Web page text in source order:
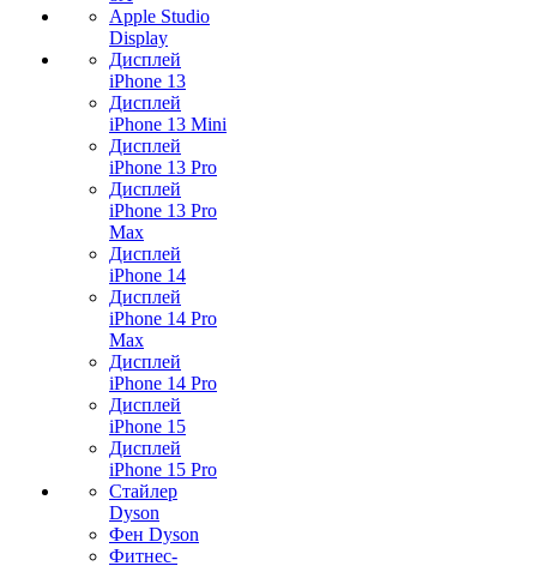
Apple Studio
Display
Дисплей
iPhone 13
Дисплей
iPhone 13 Mini
Дисплей
iPhone 13 Pro
Дисплей
iPhone 13 Pro
Max
Дисплей
iPhone 14
Дисплей
iPhone 14 Pro
Max
Дисплей
iPhone 14 Pro
Дисплей
iPhone 15
Дисплей
iPhone 15 Pro
Стайлер
Dyson
Фен Dyson
Фитнес-